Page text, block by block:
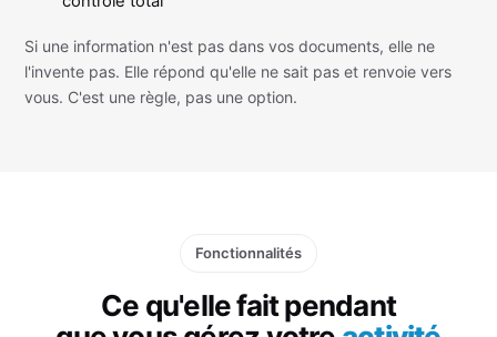
Si une information n'est pas dans vos documents, elle ne
l'invente pas. Elle répond qu'elle ne sait pas et renvoie vers
vous. C'est une règle, pas une option.
Fonctionnalités
Ce qu'elle fait pendant